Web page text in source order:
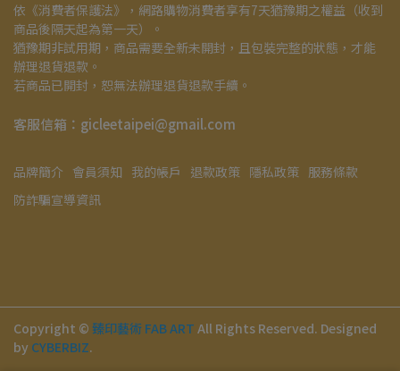
依《消費者保護法》，網路購物消費者享有7天猶豫期之權益（收到
商品後隔天起為第一天）。
猶豫期非試用期，商品需要全新未開封，且包裝完整的狀態，才能
辦理退貨退款。
若商品已開封，恕無法辦理退貨退款手續。
客服信箱：gicleetaipei@gmail.com
品牌簡介 會員須知 我的帳戶 退款政策 隱私政策 服務條款
防詐騙宣導資訊
Copyright © 臻印藝術 FAB ART All Rights Reserved. Designed
by CYBERBIZ.